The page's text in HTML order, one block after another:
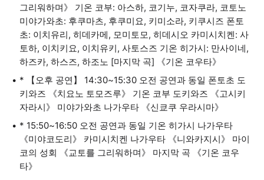
그리워하며》 기온 코부: 아스하, 코기누, 코자쿠라, 코토노
미야가와초: 후쿠마츠, 후쿠미요, 키미소라, 키쿠시즈 폰토
초: 이치유리, 히데카메, 모미토모, 히데시오 카미시치켄: 사
토하, 이치키요, 이치유키, 사토스즈 기온 히가시: 만사이네,
하즈카, 하스즈, 하조노 [마지막 곡] 《기온 코우타》
* 【오후 공연】 14:30~15:30 오전 공연과 동일 폰토초 도
키와즈 《치요노 토모즈루》 기온 코부 도키와즈 《고시키
자라시》 미야가와초 나가우타 《신쿄쿠 우라시마》
* 15:50~16:50 오전 공연과 동일 기온 히가시 나가우타
《미야코도리》 카미시치켄 나가우타 《니와카지시》 마이
코의 성회 《교토를 그리워하며》 마지막 곡 《기온 코우
타》